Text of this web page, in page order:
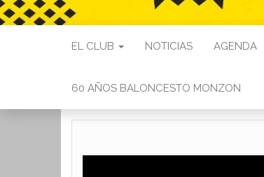
EL CLUB NOTICIAS AGENDA
60 AÑOS BALONCESTO MONZON